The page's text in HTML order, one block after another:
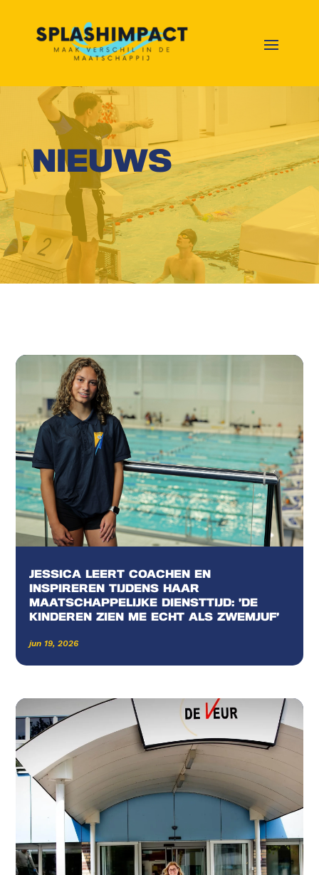
NIEUWS
JESSICA LEERT COACHEN EN
INSPIREREN TIJDENS HAAR
MAATSCHAPPELIJKE DIENSTTIJD: ‘DE
KINDEREN ZIEN ME ECHT ALS ZWEMJUF’
jun 19, 2026